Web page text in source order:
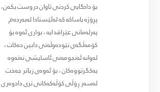
بۆ دادگایی کردنی تاوان دروست بکەن،
پڕۆژە یاساکە کە لەئێستادا لەبەردەم
پەرلەمانی عێراقدایە ، بواری ئەوە بۆ
کۆمەڵگەی نێودەوڵەتی دابین دەکات ،
لەوانە ئەنجومەنی ئاسایشی نەتەوە
یەکگرتووەکان ، بۆ ئەوەی زیاتر جەخت
لەسەر ڕۆڵی کۆڵەکەکانی تری دادوەری